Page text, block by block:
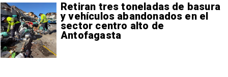
Retiran tres toneladas de basura
y vehículos abandonados en el
sector centro alto de
Antofagasta